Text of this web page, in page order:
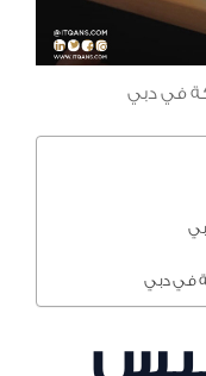
في دبي
في دبي